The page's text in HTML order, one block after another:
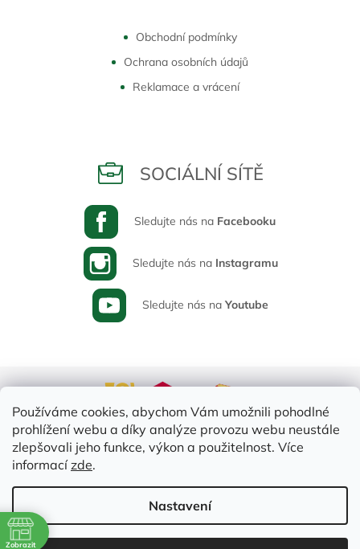
Používáme cookies, abychom Vám umožnili pohodlné
prohlížení webu a díky analýze provozu webu neustále
zlepšovali jeho funkce, výkon a použitelnost. Více
informacízde.
Nastavení
Obchodní podmínky
Ochrana osobních údajů
Reklamace a vrácení
SOCIÁLNÍ SÍTĚ
Sledujte nás na Facebooku
Sledujte nás na Instagramu
Sledujte nás na Youtube
Copyright 2026
Zobrazit